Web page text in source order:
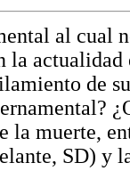
al cual
actualidad
de
la muerte,
SD) y